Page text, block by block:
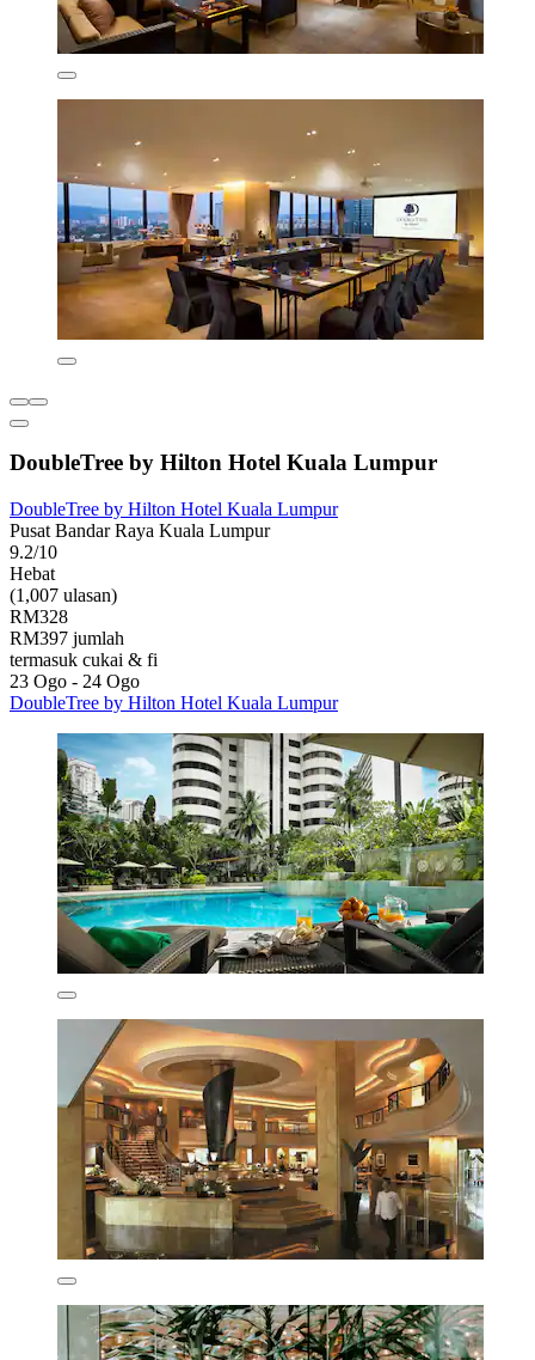
DoubleTree by Hilton Hotel Kuala Lumpur
DoubleTree by Hilton Hotel Kuala Lumpur
Pusat Bandar Raya Kuala Lumpur
9.2/10
Hebat
(1,007 ulasan)
RM328
RM397 jumlah
termasuk cukai & fi
23 Ogo - 24 Ogo
DoubleTree by Hilton Hotel Kuala Lumpur